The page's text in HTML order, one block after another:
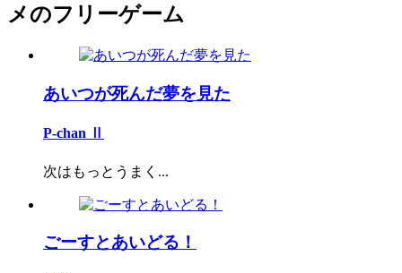
メのフリーゲーム
あいつが死んだ夢を見た
P-chan Ⅱ
次はもっとうまく...
ごーすとあいどる！